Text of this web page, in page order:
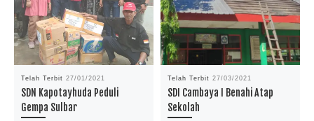
Telah Terbit27/01/2021
SDN Kapotayhuda Peduli
Gempa Sulbar
Telah Terbit27/03/2021
SDI Cambaya I Benahi Atap
Sekolah